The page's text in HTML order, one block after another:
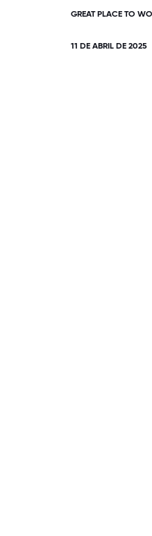
GREAT PLACE TO
11 DE ABRIL DE 2025